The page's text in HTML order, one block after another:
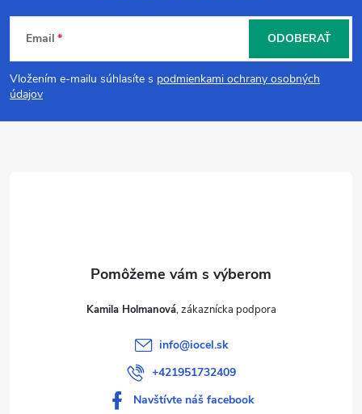
Z
á
p
Email
Vložením e-mailu súhlasíte s podmienkami ochrany osobných
údajov
ODOBERAŤ
Kamila Holmanová
info@iocel.sk
+421951732409
Navštívte náš facebook